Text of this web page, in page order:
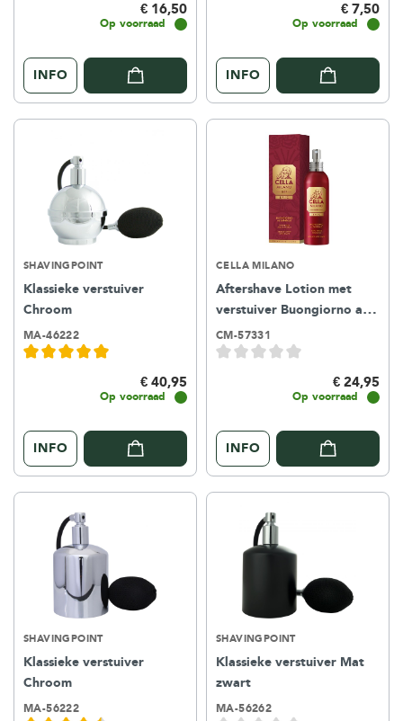
€ 16,50
Op voorraad
INFO
€ 7,50
Op voorraad
INFO
SHAVINGPOINT
Klassieke verstuiver
Chroom
MA-46222
€ 40,95
Op voorraad
INFO
CELLA MILANO
Aftershave Lotion met
verstuiver Buongiorno al
Sandalo100ml
CM-57331
€ 24,95
Op voorraad
INFO
SHAVINGPOINT
Klassieke verstuiver
Chroom
MA-56222
SHAVINGPOINT
Klassieke verstuiver Mat
zwart
MA-56262